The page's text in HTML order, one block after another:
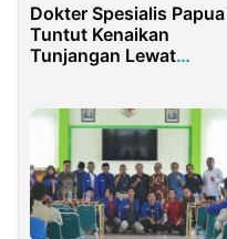
Dokter Spesialis Papua
Tuntut Kenaikan
Tunjangan Lewat